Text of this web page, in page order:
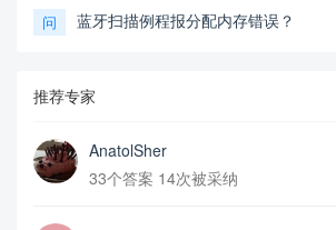
问 蓝牙扫描例程报分配内存错误？
推荐专家
AnatolSher
33个答案 14次被采纳